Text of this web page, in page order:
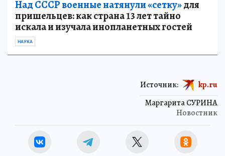
Над СССР военные натянули «сетку»для
пришельцев: как страна 13 лет тайно
искала и изучала инопланетных гостей
НАУКА
Маргарита СУРИНА
Новостник
Источник: kp.ru